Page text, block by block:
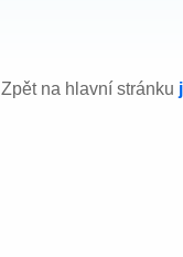
Zpět na hlavní stránku